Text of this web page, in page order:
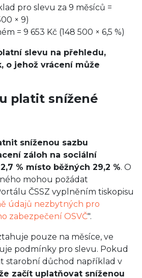
pro slevu za 9 měsíců =
× 9)
= 9 653 Kč (148 500 × 6,5 %)
slevu na přehledu,
o jehož vrácení může
platit snížené
sníženou sazbu
záloh na sociální
% místo běžných 29,2 %. O
mohou požádat
ČSSZ vyplněním tiskopisu
údajů nezbytných pro
zabezpečení OSVČ".
pouze na měsíce, ve
podmínky pro slevu. Pokud
starobní důchod například v
začít uplatňovat sníženou